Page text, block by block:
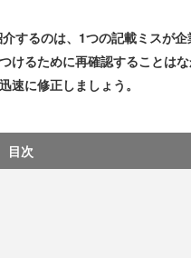
るのは、1つの記載ミスが
るために再確認することは
に修正しましょう。
目次